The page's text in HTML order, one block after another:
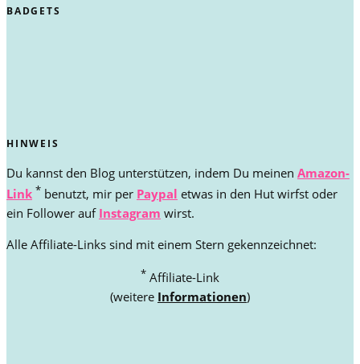
BADGETS
HINWEIS
Du kannst den Blog unterstützen, indem Du meinen Amazon-
Link * benutzt, mir per Paypal etwas in den Hut wirfst oder
ein Follower auf Instagram wirst.
Alle Affiliate-Links sind mit einem Stern gekennzeichnet:
* Affiliate-Link
(weitere Informationen)